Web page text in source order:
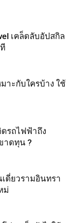
เคล็ดลับอัปสกิล
าะกับใครบ้าง ใช้
รถไฟฟ้าถึง
าดทุน ?
ดี่ยวรามอินทรา
ม่